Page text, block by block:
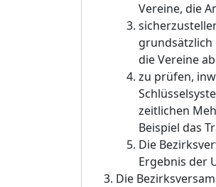
Vereine, die
grundsätzlich
die Vereine
zu prüfen,
Schlü
zeitlichen
Beispiel das
Die
Ergebnis der
Die